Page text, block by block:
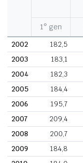
1° gen
2002
182,5
2003
183,1
2004
182,3
2005
184,4
2006
195,7
2007
209,4
2008
200,7
2009
184,8